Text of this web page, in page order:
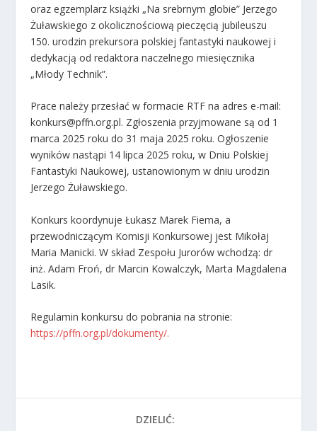
oraz egzemplarz książki „Na srebrnym globie” Jerzego
Żuławskiego z okolicznościową pieczęcią jubileuszu
150. urodzin prekursora polskiej fantastyki naukowej i
dedykacją od redaktora naczelnego miesięcznika
„Młody Technik”.
Prace należy przesłać w formacie RTF na adres e-mail:
konkurs@pffn.org.pl. Zgłoszenia przyjmowane są od 1
marca 2025 roku do 31 maja 2025 roku. Ogłoszenie
wyników nastąpi 14 lipca 2025 roku, w Dniu Polskiej
Fantastyki Naukowej, ustanowionym w dniu urodzin
Jerzego Żuławskiego.
Konkurs koordynuje Łukasz Marek Fiema, a
przewodniczącym Komisji Konkursowej jest Mikołaj
Maria Manicki. W skład Zespołu Jurorów wchodzą: dr
inż. Adam Froń, dr Marcin Kowalczyk, Marta Magdalena
Lasik.
Regulamin konkursu do pobrania na stronie:
https://pffn.org.pl/dokumenty/.
DZIELIĆ: